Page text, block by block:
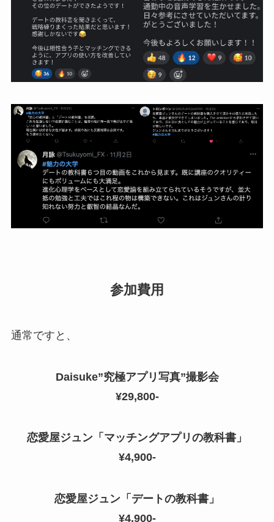
参加費用
通常ですと、
Daisuke”究極アプリ写真”撮影会
¥29,800-
恋愛屋ジュン「マッチングアプリの教科書」
¥4,900-
恋愛屋ジュン「デートの教科書」
¥4,900-